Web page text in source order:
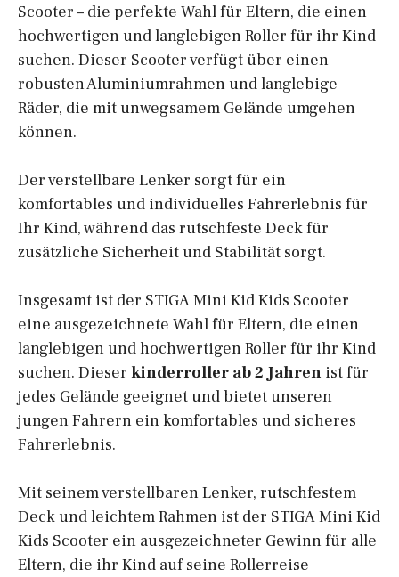
Scooter – die perfekte Wahl für Eltern, die einen
hochwertigen und langlebigen Roller für ihr Kind
suchen. Dieser Scooter verfügt über einen
robusten Aluminiumrahmen und langlebige
Räder, die mit unwegsamem Gelände umgehen
können.
Der verstellbare Lenker sorgt für ein
komfortables und individuelles Fahrerlebnis für
Ihr Kind, während das rutschfeste Deck für
zusätzliche Sicherheit und Stabilität sorgt.
Insgesamt ist der STIGA Mini Kid Kids Scooter
eine ausgezeichnete Wahl für Eltern, die einen
langlebigen und hochwertigen Roller für ihr Kind
suchen. Dieser kinderroller ab 2 Jahren ist für
jedes Gelände geeignet und bietet unseren
jungen Fahrern ein komfortables und sicheres
Fahrerlebnis.
Mit seinem verstellbaren Lenker, rutschfestem
Deck und leichtem Rahmen ist der STIGA Mini Kid
Kids Scooter ein ausgezeichneter Gewinn für alle
Eltern, die ihr Kind auf seine Rollerreise